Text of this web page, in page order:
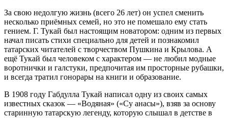
За свою недолгую жизнь (всего 26 лет) он успел сменить
несколько приёмных семей, но это не помешало ему стать
гением. Г. Тукай был настоящим новатором: одним из первых
начал писать стихи специально для детей и познакомил
татарских читателей с творчеством Пушкина и Крылова. А
ещё Тукай был человеком с характером — не любил модные
воротнички и галстуки, предпочитая им просторные рубашки,
и всегда тратил гонорары на книги и образование.
В 1908 году Габдулла Тукай написал одну из своих самых
известных сказок — «Водяная» («Су анасы»), взяв за основу
старинную татарскую легенду, которую слышал в детстве в